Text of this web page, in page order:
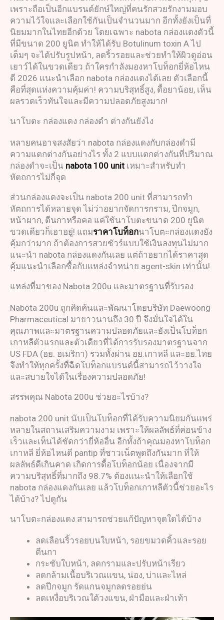
เพราะถือเป็นอีกแบรนด์ยักษ์ใหญ่ที่คนรักสวยรักงามมอบ
ความไว้ใจและเลือกใช้กันเป็นจำนวนมาก อีกทั้งยังเป็นที่
นิยมมากในไทยอีกด้วย โดยเฉพาะ nabota กล่องแดงตัวนี้
ที่มีขนาด 200 ยูนิต ทำให้ได้รับ Botulinum toxin A ไป
เต็มๆ จะได้ปรับรูปหน้า, ลดริ้วรอยและช่วยทำให้ผิวดูอ่อน
เยาว์ได้ในขวดเดียว ถ้าใครกำลังมองหาโบท็อกยี่ห้อไหน
ดี 2026 แนะนำเลือก nabota กล่องแดงได้เลย ตัวเลือกนี้
คือที่สุดแห่งความคุ้มค่า! ความบริสุทธิ์สูง, ดื้อยาน้อย, เห็น
ผลรวดเร็วทันใจและมีความปลอดภัยสูงมาก!
นาโบตะ กล่องแดง กล่องดํา ต่างกันยังไง
หลายคนอาจสงสัยว่า nabota กล่องแดงกับกล่องดำมี
ความแตกต่างกันอย่างไร ทั้ง 2 แบบแตกต่างกันที่ปริมาณ
กล่องดำจะเป็น nabota 100 unit เหมาะสำหรับทำ
หัตถการไม่กี่จุด
ส่วนกล่องแดงจะเป็น nabota 200 unit ที่สามารถทำ
หัตถการได้หลายจุด ไม่ว่าอยากจัดการกราม, ปีกจมูก,
หน้าผาก, ตีนกาหรือคอ แค่ใช้นาโบตะขนาด 200 ยูนิต
ขวดเดียวก็เอาอยู่! แถมราคาโบท็อกนาโบตะกล่องแดงยัง
คุ้มกว่ามาก ถ้าต้องการสวยชัวร์แบบใช้เงินลงทุนไม่มาก
แนะนำ nabota กล่องแดงกันเลย แต่ถ้าอยากได้ราคาสุด
คุ้มแนะนำเลือกซื้อกับแหล่งจำหน่าย agent-skin เท่านั้น!
แหล่งที่มาของ Nabota 200u และมาตรฐานที่รับรอง
Nabota 200u ถูกคิดค้นและพัฒนาโดยบริษัท Daewoong
Pharmaceutical มายาวนานถึง 30 ปี จึงมั่นใจได้ใน
คุณภาพและมาตรฐานความปลอดภัยและยังเป็นโบท็อก
เกาหลีตัวแรกและตัวเดียวที่ได้การรับรองมาตรฐานจาก
US FDA (อย. อเมริกา) รวมทั้งผ่าน อย.เกาหลี และอย.ไทย
จึงทำให้ทุกครั้งที่ฉีดโบท็อกแบรนด์นี้สามารถไว้วางใจ
และสบายใจได้ในเรื่องความปลอดภัย!
สรรพคุณ Nabota 200u ช่วยอะไรบ้าง?
nabota 200 unit นับเป็นโบท็อกที่ได้รับความนิยมกันแพร่
หลายในสถานเสริมความงาม เพราะให้ผลลัพธ์ที่ค่อนข้าง
เร็วและเห็นได้ชัดกว่ายี่ห้ออื่น อีกทั้งถ้าคุณมองหาโบท็อก
เกาหลี ยี่ห้อไหนดี pantip ที่ชาวเน็ตพูดถึงกันมาก ที่ให้
ผลลัพธ์ดีเกินคาด เกิดการดื้อโบท็อกน้อย เนื่องจากมี
ความบริสุทธิ์ที่มากถึง 98.7% ต้องแนะนำให้เลือกใช้
nabota กล่องแดงกันเลย แล้วโบท็อกเกาหลีตัวนี้ช่วยอะไร
ได้บ้าง? ไปดูกัน
นาโบตะกล่องแดง สามารถช่วยแก้ปัญหาจุดใดได้บ้าง
ลดเลือนริ้วรอยบนใบหน้า, รอยขมวดคิ้วและรอย
ตีนกา
กระชับใบหน้า, ลดกรามและปรับหน้าเรียว
ลดกล้ามเนื้อบริเวณแขน, น่อง, บ่าและไหล่
ลดปีกจมูก รัดแกนจมูกลดรอยย่น
ลดเหงื่อบริเวณใต้วงแขน, ฝ่ามือและฝ่าเท้า